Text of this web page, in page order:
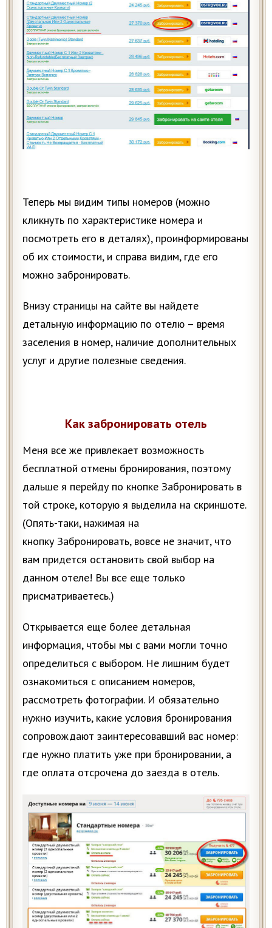
Теперь мы видим типы номеров (можно
кликнуть по характеристике номера и
посмотреть его в деталях), проинформированы
об их стоимости, и справа видим, где его
можно забронировать.
Внизу страницы на сайте вы найдете
детальную информацию по отелю – время
заселения в номер, наличие дополнительных
услуг и другие полезные сведения.
Как забронировать отель
Меня все же привлекает возможность
бесплатной отмены бронирования, поэтому
дальше я перейду по кнопке Забронировать в
той строке, которую я выделила на скриншоте.
(Опять-таки, нажимая на
кнопку Забронировать, вовсе не значит, что
вам придется остановить свой выбор на
данном отеле! Вы все еще только
присматриваетесь.)
Открывается еще более детальная
информация, чтобы мы с вами могли точно
определиться с выбором. Не лишним будет
ознакомиться с описанием номеров,
рассмотреть фотографии. И обязательно
нужно изучить, какие условия бронирования
сопровождают заинтересовавший вас номер:
где нужно платить уже при бронировании, а
где оплата отсрочена до заезда в отель.